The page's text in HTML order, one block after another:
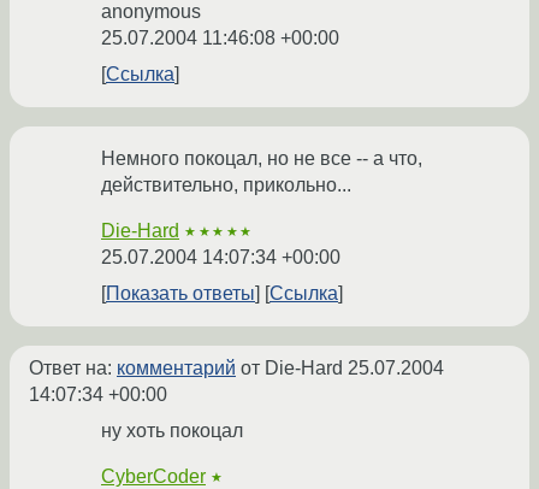
anonymous
25.07.2004 11:46:08 +00:00
Ссылка
Немного покоцал, но не все -- а что,
действительно, прикольно...
Die-Hard ★★★★★
25.07.2004 14:07:34 +00:00
Показать ответы
Ссылка
Ответ на: комментарий от Die-Hard 25.07.2004
14:07:34 +00:00
ну хоть покоцал
CyberCoder ★